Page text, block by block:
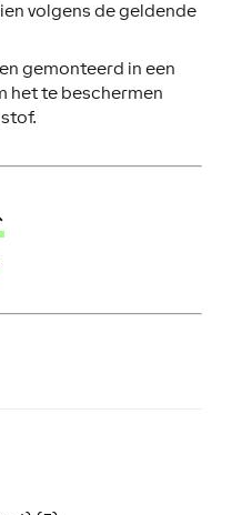
volgens de geldende
gemonteerd in een
het te beschermen